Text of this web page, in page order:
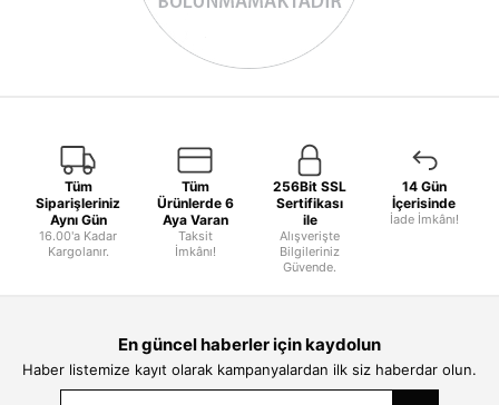
Tüm
Siparişleriniz
Aynı Gün
16.00'a Kadar
Kargolanır.
Tüm
Ürünlerde 6
Aya Varan
Taksit
İmkânı!
256Bit SSL
Sertifikası
ile
Alışverişte
Bilgileriniz
Güvende.
14 Gün
İçerisinde
İade İmkânı!
En güncel haberler için kaydolun
Haber listemize kayıt olarak kampanyalardan ilk siz haberdar olun.